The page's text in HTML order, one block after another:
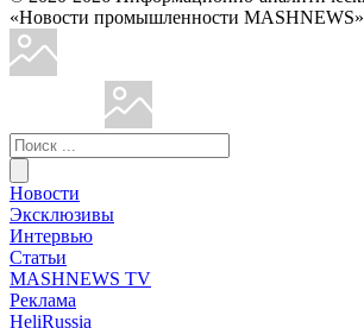
«Новости промышленности MASHNEWS»
Новости
Эксклюзивы
Интервью
Статьи
MASHNEWS TV
Реклама
HeliRussia